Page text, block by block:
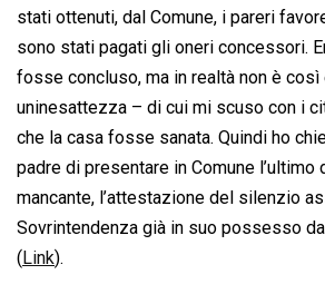
stati ottenuti, dal Comune, i pareri
sono stati pagati gli oneri concessori.
fosse concluso, ma in realtà non è
uninesattezza – di cui mi scuso con i
che la casa fosse sanata. Quindi ho
padre di presentare in Comune l’ultimo
mancante, l’attestazione del silenzio
Sovrintendenza già in suo possesso
( Link).